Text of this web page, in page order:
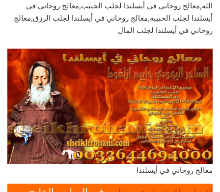
الله,معالج روحاني في أيسلندا لجلب الحبيب,معالج روحاني في
أيسلندا لجلب الحبيبة,معالج روحاني في أيسلندا لجلب الرزق,معالج
روحاني في أيسلندا لجلب المال
معالج روحاني في أيسلندا